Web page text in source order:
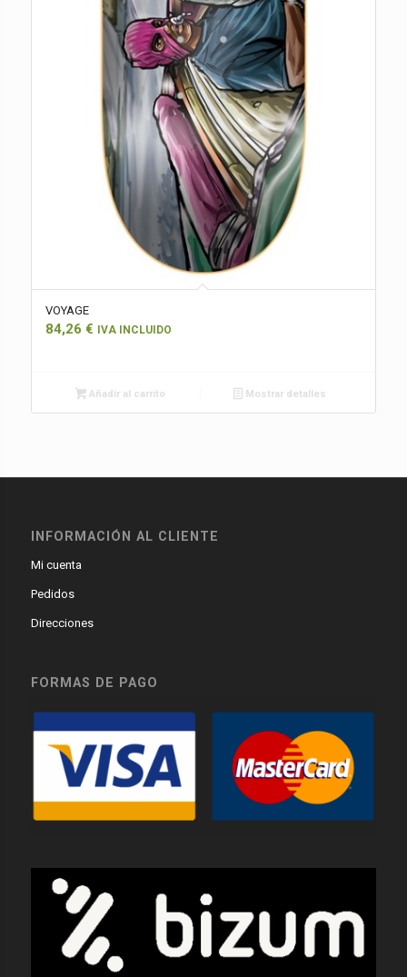
VOYAGE
84,26 € IVA INCLUIDO
Añadir al carrito Mostrar detalles
INFORMACIÓN AL CLIENTE
Mi cuenta
Pedidos
Direcciones
FORMAS DE PAGO